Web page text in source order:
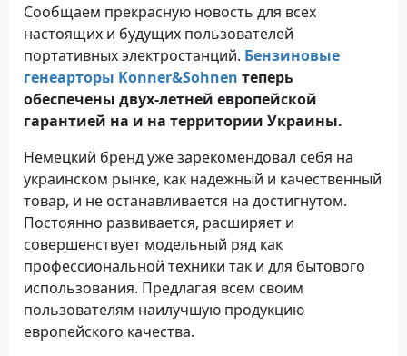
Сообщаем прекрасную новость для всех
настоящих и будущих пользователей
портативных электростанций. Бензиновые
генеарторы Konner&Sohnen теперь
обеспечены двух-летней европейской
гарантией на и на территории Украины.
Немецкий бренд уже зарекомендовал себя на
украинском рынке, как надежный и качественный
товар, и не останавливается на достигнутом.
Постоянно развивается, расширяет и
совершенствует модельный ряд как
профессиональной техники так и для бытового
использования. Предлагая всем своим
пользователям наилучшую продукцию
европейского качества.